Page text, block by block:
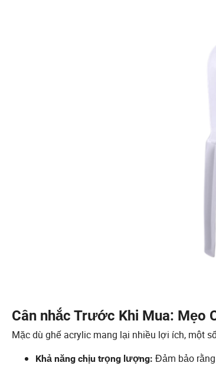
Cân nhắc Trước Khi Mua: Mẹo
Mặc dù ghế acrylic mang lại nhiều lợi ích, một
Khả năng chịu trọng lượng: Đảm bảo